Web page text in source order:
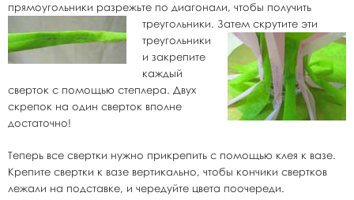
прямоугольники разрежьте по диагонали, чтобы получить
треугольники. Затем скрутите эти
треугольники
и закрепите
каждый
сверток с помощью степлера. Двух
скрепок на один сверток вполне
достаточно!
Теперь все свертки нужно прикрепить с помощью клея к вазе.
Крепите свертки к вазе вертикально, чтобы кончики свертков
лежали на подставке, и чередуйте цвета поочереди.